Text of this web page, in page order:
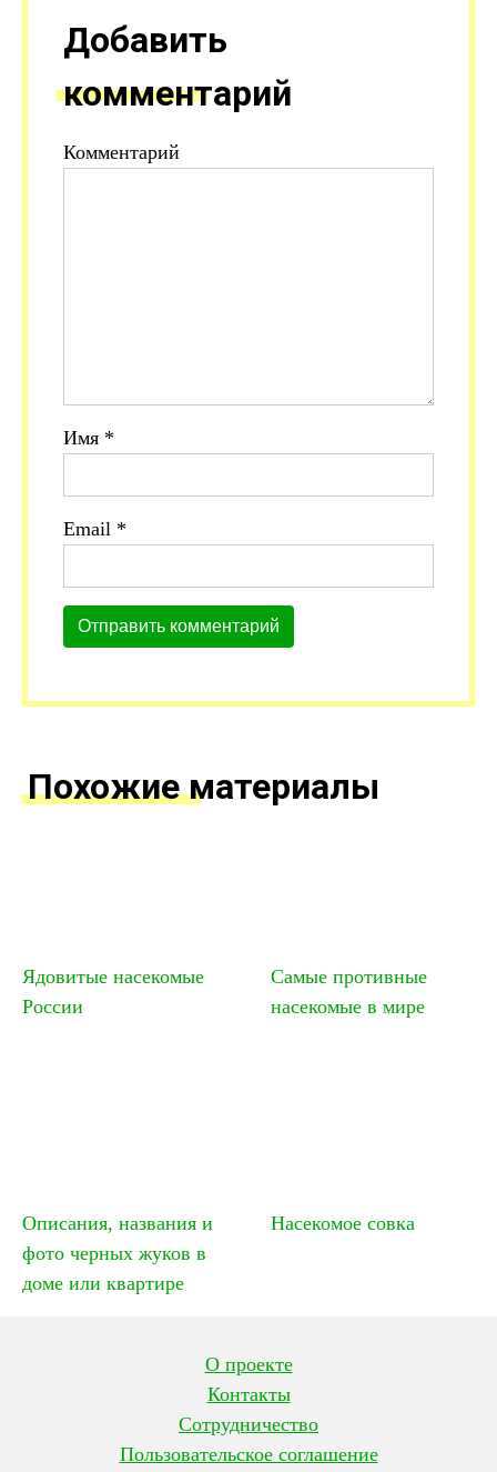
Добавить
комментарий
Комментарий
Имя *
Email *
Похожие материалы
Ядовитые насекомые
России
Самые противные
насекомые в мире
Описания, названия и
фото черных жуков в
доме или квартире
Насекомое совка
О проекте
Контакты
Сотрудничество
Пользовательское соглашение